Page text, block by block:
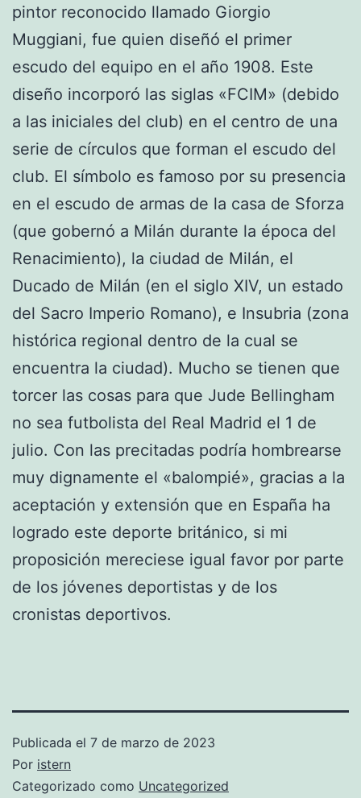
pintor reconocido llamado Giorgio
Muggiani, fue quien diseñó el primer
escudo del equipo en el año 1908. Este
diseño incorporó las siglas «FCIM» (debido
a las iniciales del club) en el centro de una
serie de círculos que forman el escudo del
club. El símbolo es famoso por su presencia
en el escudo de armas de la casa de Sforza
(que gobernó a Milán durante la época del
Renacimiento), la ciudad de Milán, el
Ducado de Milán (en el siglo XIV, un estado
del Sacro Imperio Romano), e Insubria (zona
histórica regional dentro de la cual se
encuentra la ciudad). Mucho se tienen que
torcer las cosas para que Jude Bellingham
no sea futbolista del Real Madrid el 1 de
julio. Con las precitadas podría hombrearse
muy dignamente el «balompié», gracias a la
aceptación y extensión que en España ha
logrado este deporte británico, si mi
proposición mereciese igual favor por parte
de los jóvenes deportistas y de los
cronistas deportivos.
Publicada el 7 de marzo de 2023
Por istern
Categorizado como Uncategorized